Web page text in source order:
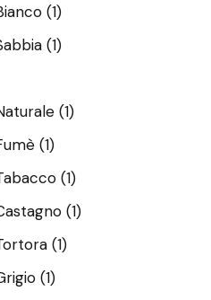
(1)
(1)
(1)
(1)
(1)
(1)
(1)
(1)